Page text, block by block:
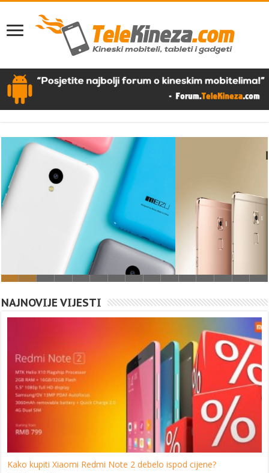
Huawei Mate S – Recenzija
NAJNOVIJE VIJESTI
Kako kupiti Xiaomi Redmi Note 2 debelo ispod cijene?